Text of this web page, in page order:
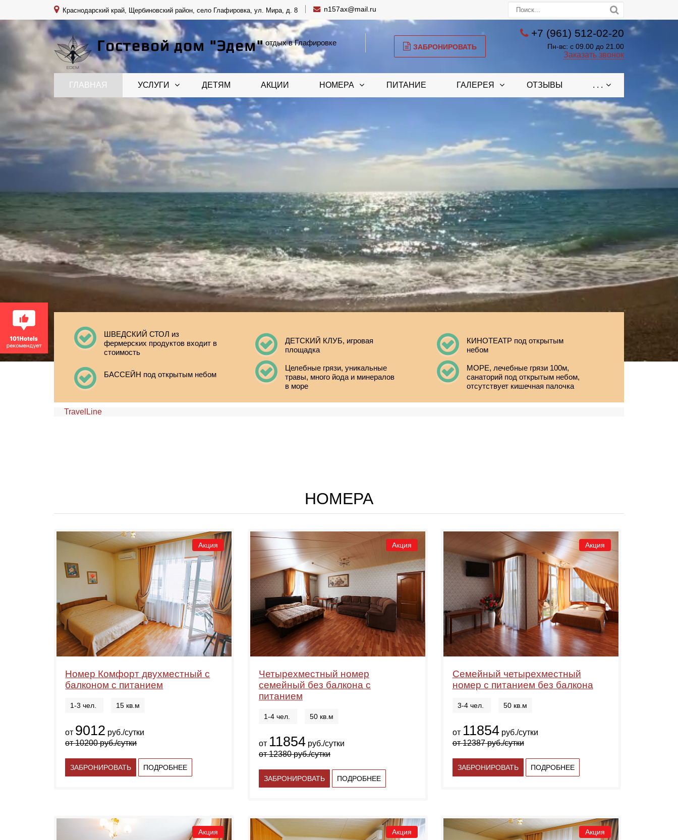
Краснодарский край, Щербиновский район, село Глафировка, ул. Мира, д. 8 n157ax@mail.ru
Гостевой дом "Эдем"
+7 (961) 512-02-20
Пн-вс: с 09.00 до 21.00
Заказать звонок
ЗАБРОНИРОВАТЬ
отдых в Глафировке
ГЛАВНАЯ УСЛУГИ ДЕТЯМ АКЦИИ НОМЕРА ПИТАНИЕ ГАЛЕРЕЯ ОТЗЫВЫ . . .
ШВЕДСКИЙ СТОЛ из
фермерских продуктов входит в
стоимость
ДЕТСКИЙ КЛУБ, игровая
площадка
КИНОТЕАТР под открытым
небом
БАССЕЙН под открытым небом
Целебные грязи, уникальные
травы, много йода и минералов
в море
МОРЕ, лечебные грязи 100м,
санаторий под открытым небом,
отсутствует кишечная палочка
TravelLine
НОМЕРА
Акция
Номер Комфорт двухместный с
балконом с питанием
1-3 чел. 15 кв.м
от 9012 руб./сутки
от10200руб./сутки
ЗАБРОНИРОВАТЬ ПОДРОБНЕЕ
Акция
Четырехместный номер
семейный без балкона с
питанием
1-4 чел. 50 кв.м
от 11854 руб./сутки
от12380руб./сутки
ЗАБРОНИРОВАТЬ ПОДРОБНЕЕ
Акция
Семейный четырехместный
номер с питанием без балкона
3-4 чел. 50 кв.м
от 11854руб./сутки
от12387руб./сутки
ЗАБРОНИРОВАТЬ ПОДРОБНЕЕ
Акция Акция Акция